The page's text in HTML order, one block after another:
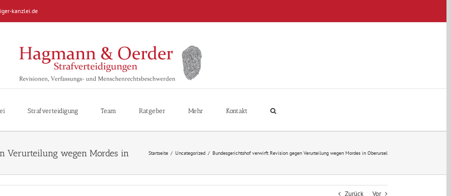
kanzlei.de
Strafverteidigung Team Ratgeber Mehr Kontakt
Startseite / Uncategorized / Bundesgerichtshof verwirft Revision gegen Verurteilung wegen Mordes in Oberursel
Zurück Vor